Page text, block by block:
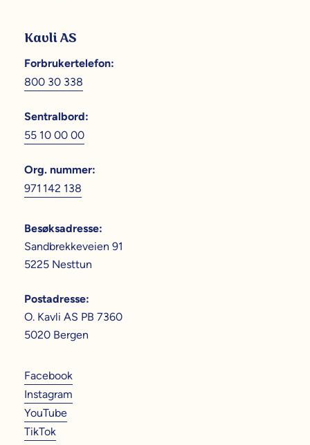
Kavli AS
Forbrukertelefon:
800 30 338
Sentralbord:
55 10 00 00
Org. nummer:
971 142 138
Besøksadresse:
Sandbrekkeveien 91
5225 Nesttun
Postadresse:
O. Kavli AS PB 7360
5020 Bergen
Facebook
Instagram
YouTube
TikTok